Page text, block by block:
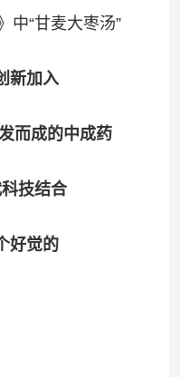
中“甘麦大枣汤”
新加入
而成的中成药
技结合
好觉的